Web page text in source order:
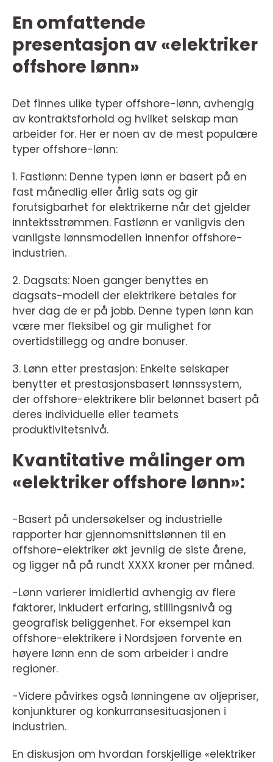
En omfattende
presentasjon av «elektriker
offshore lønn»
Det finnes ulike typer offshore-lønn, avhengig
av kontraktsforhold og hvilket selskap man
arbeider for. Her er noen av de mest populære
typer offshore-lønn:
1. Fastlønn: Denne typen lønn er basert på en
fast månedlig eller årlig sats og gir
forutsigbarhet for elektrikerne når det gjelder
inntektsstrømmen. Fastlønn er vanligvis den
vanligste lønnsmodellen innenfor offshore-
industrien.
2. Dagsats: Noen ganger benyttes en
dagsats-modell der elektrikere betales for
hver dag de er på jobb. Denne typen lønn kan
være mer fleksibel og gir mulighet for
overtidstillegg og andre bonuser.
3. Lønn etter prestasjon: Enkelte selskaper
benytter et prestasjonsbasert lønnssystem,
der offshore-elektrikere blir belønnet basert på
deres individuelle eller teamets
produktivitetsnivå.
Kvantitative målinger om
«elektriker offshore lønn»:
-Basert på undersøkelser og industrielle
rapporter har gjennomsnittslønnen til en
offshore-elektriker økt jevnlig de siste årene,
og ligger nå på rundt XXXX kroner per måned.
-Lønn varierer imidlertid avhengig av flere
faktorer, inkludert erfaring, stillingsnivå og
geografisk beliggenhet. For eksempel kan
offshore-elektrikere i Nordsjøen forvente en
høyere lønn enn de som arbeider i andre
regioner.
-Videre påvirkes også lønningene av oljepriser,
konjunkturer og konkurransesituasjonen i
industrien.
En diskusjon om hvordan forskjellige «elektriker